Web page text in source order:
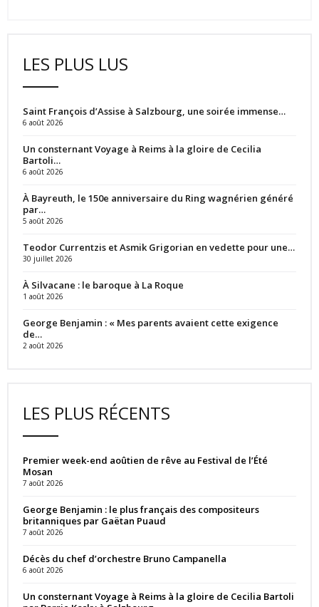
LES PLUS LUS
Saint François d’Assise à Salzbourg, une soirée immense…
6 août 2026
Un consternant Voyage à Reims à la gloire de Cecilia
Bartoli…
6 août 2026
À Bayreuth, le 150e anniversaire du Ring wagnérien généré
par…
5 août 2026
Teodor Currentzis et Asmik Grigorian en vedette pour une…
30 juillet 2026
À Silvacane : le baroque à La Roque
1 août 2026
George Benjamin : « Mes parents avaient cette exigence
de…
2 août 2026
LES PLUS RÉCENTS
Premier week-end aoûtien de rêve au Festival de l’Été
Mosan
7 août 2026
George Benjamin : le plus français des compositeurs
britanniques par Gaëtan Puaud
7 août 2026
Décès du chef d’orchestre Bruno Campanella
6 août 2026
Un consternant Voyage à Reims à la gloire de Cecilia Bartoli